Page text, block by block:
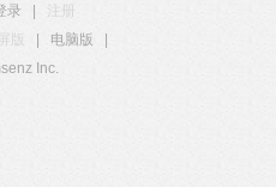
录
注册
版 电脑版
Inc.